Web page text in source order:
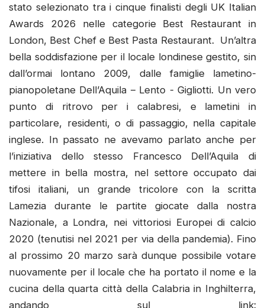
stato selezionato tra i cinque finalisti degli UK Italian
Awards 2026 nelle categorie Best Restaurant in
London, Best Chef e Best Pasta Restaurant. Un’altra
bella soddisfazione per il locale londinese gestito, sin
dall’ormai lontano 2009, dalle famiglie lametino-
pianopoletane Dell’Aquila – Lento - Gigliotti. Un vero
punto di ritrovo per i calabresi, e lametini in
particolare, residenti, o di passaggio, nella capitale
inglese. In passato ne avevamo parlato anche per
l’iniziativa dello stesso Francesco Dell’Aquila di
mettere in bella mostra, nel settore occupato dai
tifosi italiani, un grande tricolore con la scritta
Lamezia durante le partite giocate dalla nostra
Nazionale, a Londra, nei vittoriosi Europei di calcio
2020 (tenutisi nel 2021 per via della pandemia). Fino
al prossimo 20 marzo sarà dunque possibile votare
nuovamente per il locale che ha portato il nome e la
cucina della quarta città della Calabria in Inghilterra,
andando sul link: